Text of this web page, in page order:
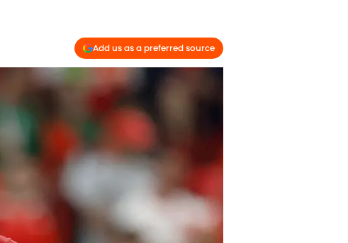
Add us as a preferred source